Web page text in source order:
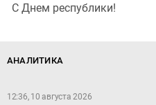
С Днем республики!
АНАЛИТИКА
12:36, 10 августа 2026